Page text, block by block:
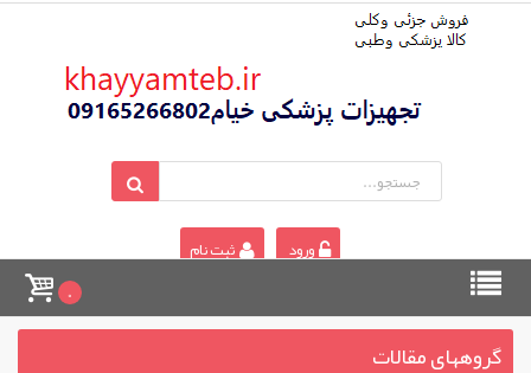
ورود ثبت نام
0
گروههای مقالات